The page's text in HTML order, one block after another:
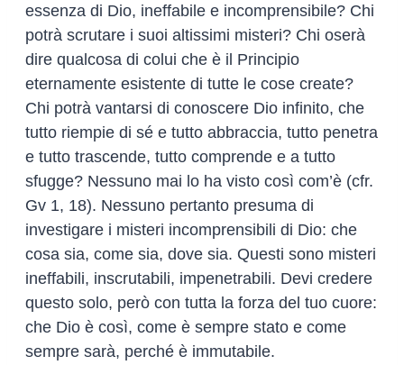
essenza di Dio, ineffabile e incomprensibile? Chi
potrà scrutare i suoi altissimi misteri? Chi oserà
dire qualcosa di colui che è il Principio
eternamente esistente di tutte le cose create?
Chi potrà vantarsi di conoscere Dio infinito, che
tutto riempie di sé e tutto abbraccia, tutto penetra
e tutto trascende, tutto comprende e a tutto
sfugge? Nessuno mai lo ha visto così com’è (cfr.
Gv 1, 18). Nessuno pertanto presuma di
investigare i misteri incomprensibili di Dio: che
cosa sia, come sia, dove sia. Questi sono misteri
ineffabili, inscrutabili, impenetrabili. Devi credere
questo solo, però con tutta la forza del tuo cuore:
che Dio è così, come è sempre stato e come
sempre sarà, perché è immutabile.